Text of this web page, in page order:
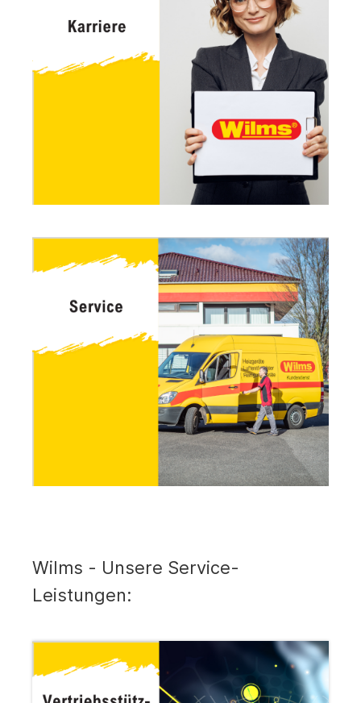
Wilms - Unsere Service-
Leistungen: